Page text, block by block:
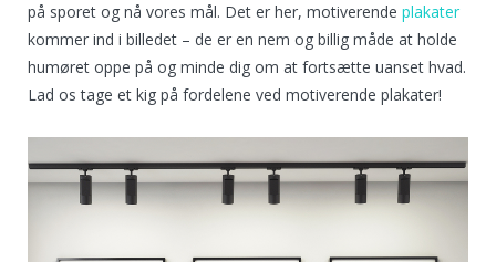
på sporet og nå vores mål. Det er her, motiverende plakater
kommer ind i billedet – de er en nem og billig måde at holde
humøret oppe på og minde dig om at fortsætte uanset hvad.
Lad os tage et kig på fordelene ved motiverende plakater!